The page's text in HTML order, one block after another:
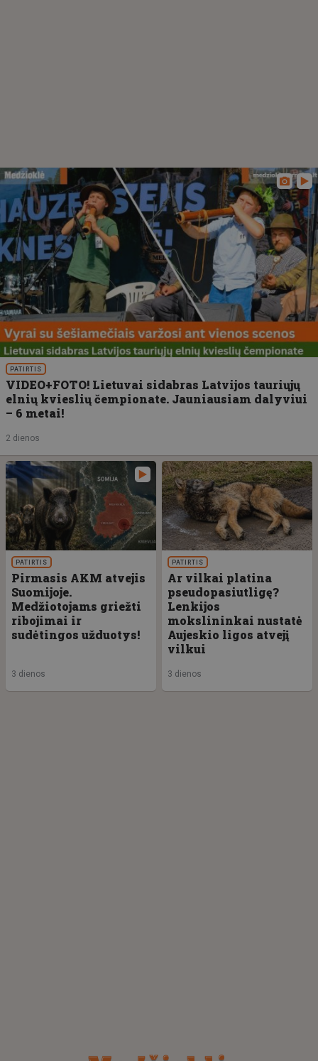
PATIRTIS
VIDEO+FOTO! Lietuvai sidabras Latvijos tauriųjų
elnių kvieslių čempionate. Jauniausiam dalyviui
– 6 metai!
2 dienos
PATIRTIS
Pirmasis AKM atvejis
Suomijoje.
Medžiotojams griežti
ribojimai ir
sudėtingos užduotys!
3 dienos
PATIRTIS
Ar vilkai platina
pseudopasiutligę?
Lenkijos
mokslininkai nustatė
Aujeskio ligos atvejį
vilkui
3 dienos